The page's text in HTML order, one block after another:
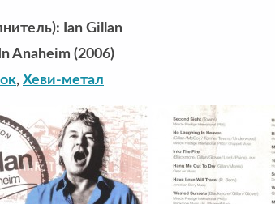
Ian Gillan
Anaheim (2006)
, Хеви-метал